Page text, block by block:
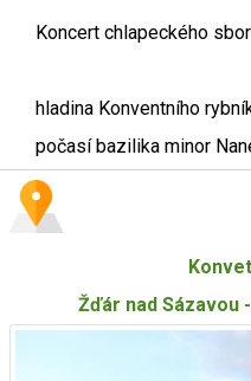
Koncert chlapeckého
hladina Konventního
počasí bazilika minor
Žďár nad Sázavou